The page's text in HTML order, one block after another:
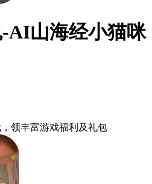
AI山海经小猫咪
，领丰富游戏福利 及礼包